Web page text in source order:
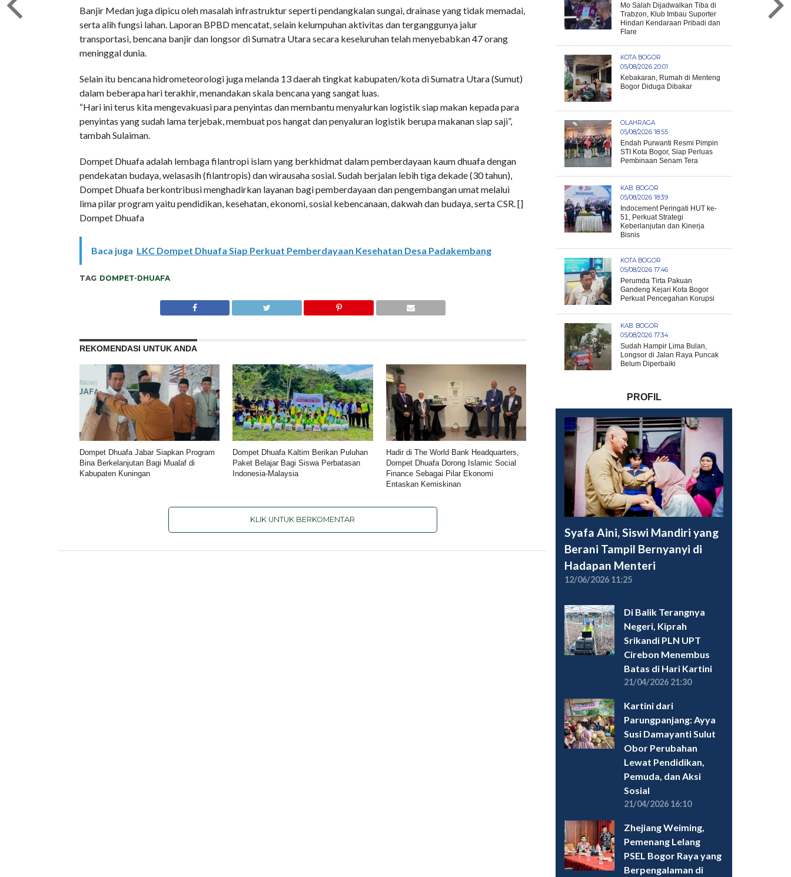
Banjir Medan juga dipicu oleh masalah infrastruktur seperti pendangkalan sungai, drainase yang tidak memadai,
serta alih fungsi lahan. Laporan BPBD mencatat, selain kelumpuhan aktivitas dan terganggunya jalur
transportasi, bencana banjir dan longsor di Sumatra Utara secara keseluruhan telah menyebabkan 47 orang
meninggal dunia.
Selain itu bencana hidrometeorologi juga melanda 13 daerah tingkat kabupaten/kota di Sumatra Utara (Sumut)
dalam beberapa hari terakhir, menandakan skala bencana yang sangat luas.
“Hari ini terus kita mengevakuasi para penyintas dan membantu menyalurkan logistik siap makan kepada para
penyintas yang sudah lama terjebak, membuat pos hangat dan penyaluran logistik berupa makanan siap saji”,
tambah Sulaiman.
Dompet Dhuafa adalah lembaga filantropi islam yang berkhidmat dalam pemberdayaan kaum dhuafa dengan
pendekatan budaya, welasasih (filantropis) dan wirausaha sosial. Sudah berjalan lebih tiga dekade (30 tahun),
Dompet Dhuafa berkontribusi menghadirkan layanan bagi pemberdayaan dan pengembangan umat melalui
lima pilar program yaitu pendidikan, kesehatan, ekonomi, sosial kebencanaan, dakwah dan budaya, serta CSR. []
Dompet Dhuafa
Baca juga LKC Dompet Dhuafa Siap Perkuat Pemberdayaan Kesehatan Desa Padakembang
TAG DOMPET-DHUAFA
REKOMENDASI UNTUK ANDA
Dompet Dhuafa Jabar Siapkan Program
Bina Berkelanjutan Bagi Mualaf di
Kabupaten Kuningan
Dompet Dhuafa Kaltim Berikan Puluhan
Paket Belajar Bagi Siswa Perbatasan
Indonesia-Malaysia
Hadir di The World Bank Headquarters,
Dompet Dhuafa Dorong Islamic Social
Finance Sebagai Pilar Ekonomi
Entaskan Kemiskinan
KLIK UNTUK BERKOMENTAR
Mo Salah Dijadwalkan Tiba di
Trabzon, Klub Imbau Suporter
Hindari Kendaraan Pribadi dan
Flare
KOTA BOGOR
05/08/2026 20:01
Kebakaran, Rumah di Menteng
Bogor Diduga Dibakar
OLAHRAGA
05/08/2026 18:55
Endah Purwanti Resmi Pimpin
STI Kota Bogor, Siap Perluas
Pembinaan Senam Tera
KAB. BOGOR
05/08/2026 18:39
Indocement Peringati HUT ke-
51, Perkuat Strategi
Keberlanjutan dan Kinerja
Bisnis
KOTA BOGOR
05/08/2026 17:46
Perumda Tirta Pakuan
Gandeng Kejari Kota Bogor
Perkuat Pencegahan Korupsi
KAB. BOGOR
05/08/2026 17:34
Sudah Hampir Lima Bulan,
Longsor di Jalan Raya Puncak
Belum Diperbaiki
PROFIL
Syafa Aini, Siswi Mandiri yang
Berani Tampil Bernyanyi di
Hadapan Menteri
12/06/2026 11:25
Di Balik Terangnya
Negeri, Kiprah
Srikandi PLN UPT
Cirebon Menembus
Batas di Hari Kartini
21/04/2026 21:30
Kartini dari
Parungpanjang: Ayya
Susi Damayanti Sulut
Obor Perubahan
Lewat Pendidikan,
Pemuda, dan Aksi
Sosial
21/04/2026 16:10
Zhejiang Weiming,
Pemenang Lelang
PSEL Bogor Raya yang
Berpengalaman di